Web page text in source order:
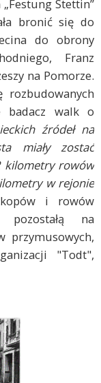
Stettin”
bronić się do
do obrony
Franz
na Pomorze.
badacz walk o
źródeł na
miały zostać
kilometry rowów
w rejonie
i rowów
pozostałą na
przymusowych,
"Todt",